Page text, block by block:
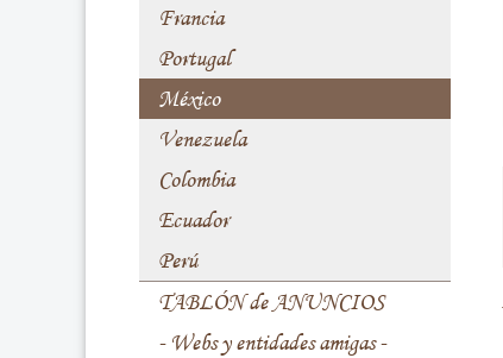
Francia
Portugal
México
Venezuela
Colombia
Ecuador
Perú
TABLÓN de ANUNCIOS
- Webs y entidades amigas -